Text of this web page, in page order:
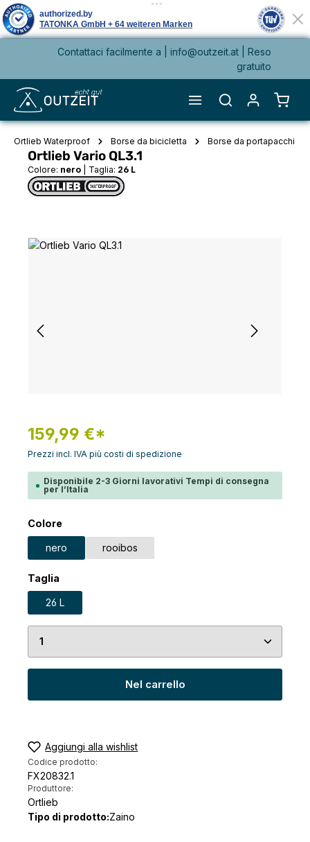
principaleContattaci facilmente a | info@outzeit.at
| Reso
gratuito
Il
Ortlieb Waterproof Borse da bicicletta Borse da portapacchi
Ortlieb Vario QL3.1
Colore: nero Taglia: 26 L
Salta la galleria di immagini
159,99 €*
Prezzi incl. IVA più costi di spedizione
Disponibile 2-3 Giorni lavorativi Tempi di consegna
per l’Italia
Seleziona
Colore
nero rooibos
Seleziona
Taglia
26 L
Quantità del prodotto: inserisci la quantità
Nel carrello
Aggiungi alla wishlist
Codice prodotto:
FX20832.1
Produttore:
Ortlieb
Tipo di prodotto:Zaino